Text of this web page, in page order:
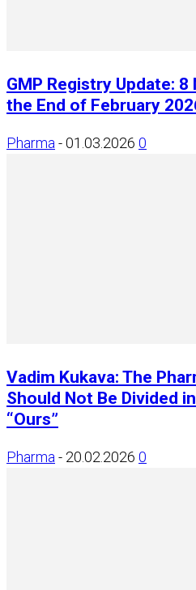
GMP Registry Update:
the End of February
Pharma -01.03.2026 0
Vadim Kukava: The
Should Not Be Divided
“Ours”
Pharma - 20.02.2026 0